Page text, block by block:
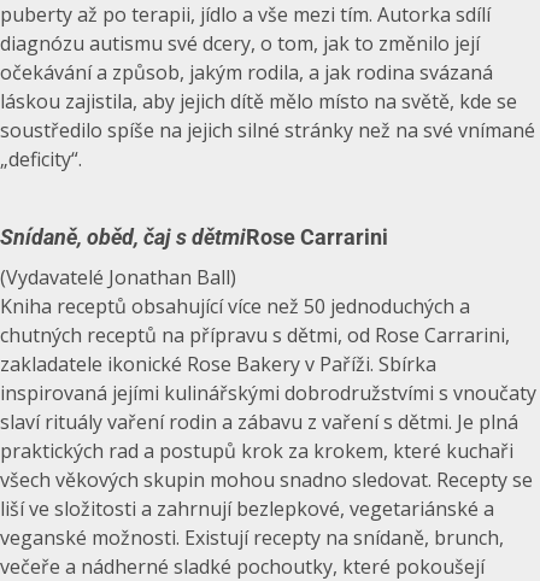
puberty až po terapii, jídlo a vše mezi tím. Autorka sdílí
diagnózu autismu své dcery, o tom, jak to změnilo její
očekávání a způsob, jakým rodila, a jak rodina svázaná
láskou zajistila, aby jejich dítě mělo místo na světě, kde se
soustředilo spíše na jejich silné stránky než na své vnímané
„deficity“.
Snídaně, oběd, čaj s dětmiRose Carrarini
(Vydavatelé Jonathan Ball)
Kniha receptů obsahující více než 50 jednoduchých a
chutných receptů na přípravu s dětmi, od Rose Carrarini,
zakladatele ikonické Rose Bakery v Paříži. Sbírka
inspirovaná jejími kulinářskými dobrodružstvími s vnoučaty
slaví rituály vaření rodin a zábavu z vaření s dětmi. Je plná
praktických rad a postupů krok za krokem, které kuchaři
všech věkových skupin mohou snadno sledovat. Recepty se
liší ve složitosti a zahrnují bezlepkové, vegetariánské a
veganské možnosti. Existují recepty na snídaně, brunch,
večeře a nádherné sladké pochoutky, které pokoušejí